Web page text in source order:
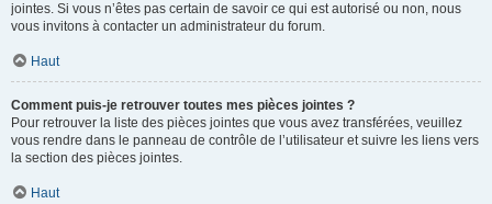
jointes. Si vous n’êtes pas certain de savoir ce qui est autorisé ou non, nous
vous invitons à contacter un administrateur du forum.
Haut
Comment puis-je retrouver toutes mes pièces jointes ?
Pour retrouver la liste des pièces jointes que vous avez transférées, veuillez
vous rendre dans le panneau de contrôle de l’utilisateur et suivre les liens vers
la section des pièces jointes.
Haut